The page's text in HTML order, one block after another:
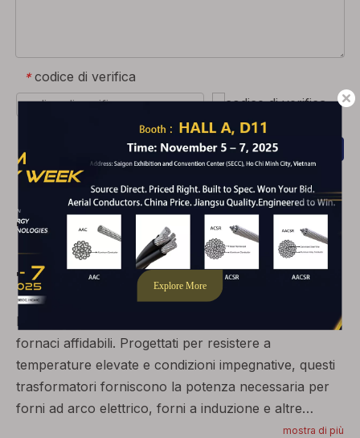
* codice di verifica
Fai clic per inserire il nostro sito Web
Trasformatore di
forno
Ignite i processi industriali con i nostri trasformatori di
fornaci affidabili. Progettati per resistere a
temperature elevate e condizioni impegnative, questi
trasformatori forniscono la potenza necessaria per
forni ad arco elettrico, forni a induzione e altre
applicazioni ad alta potenza. Con la durata al centro,
mostra di più